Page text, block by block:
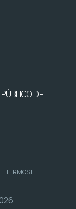
DE
| TERMOS E